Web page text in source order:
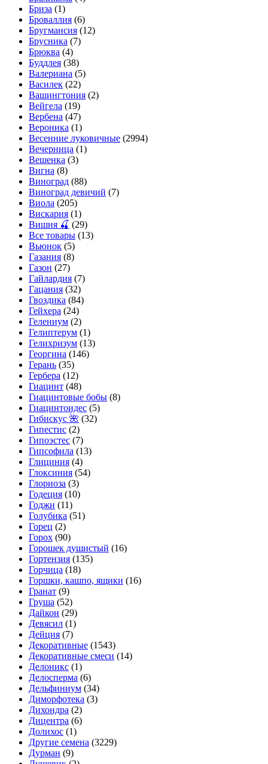
Бриза (1)
Броваллия (6)
Бругмансия (12)
Брусника (7)
Брюква (4)
Буддлея (38)
Валериана (5)
Василек (22)
Вашингтония (2)
Вейгела (19)
Вербена (47)
Вероника (1)
Весенние луковичные (2994)
Вечерница (1)
Вешенка (3)
Вигна (8)
Виноград (88)
Виноград девичий (7)
Виола (205)
Вискария (1)
Вишня 🍒 (29)
Все товары (13)
Вьюнок (5)
Газания (8)
Газон (27)
Гайлардия (7)
Гацания (32)
Гвоздика (84)
Гейхера (24)
Гелениум (2)
Гелиптерум (1)
Гелихризум (13)
Георгина (146)
Герань (35)
Гербера (12)
Гиацинт (48)
Гиацинтовые бобы (8)
Гиацинтоидес (5)
Гибискус 🌺 (32)
Гипестис (2)
Гипоэстес (7)
Гипсофила (13)
Глициния (4)
Глоксиния (54)
Глориоза (3)
Годеция (10)
Годжи (11)
Голубика (51)
Горец (2)
Горох (90)
Горошек душистый (16)
Гортензия (135)
Горчица (18)
Горшки, кашпо, ящики (16)
Гранат (9)
Груша (52)
Дайкон (29)
Девясил (1)
Дейция (7)
Декоративные (1543)
Декоративные смеси (14)
Делоникс (1)
Делосперма (6)
Дельфиниум (34)
Диморфотека (3)
Дихондра (2)
Дицентра (6)
Долихос (1)
Другие семена (3229)
Дурман (9)